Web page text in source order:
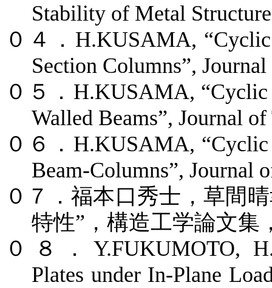
Stability of Metal
０４． H.KUSAMA,
Section Columns”,
０５． H.KUSAMA, “Cyclic
Walled Beams”, Journal
０６． H.KUSAMA, “Cyclic
Beam-Columns”, Journal
０７．福本口秀士，草間
特性” ，構造工学論文集
０８． Y.FUKUMOTO,
Plates under In-Plane